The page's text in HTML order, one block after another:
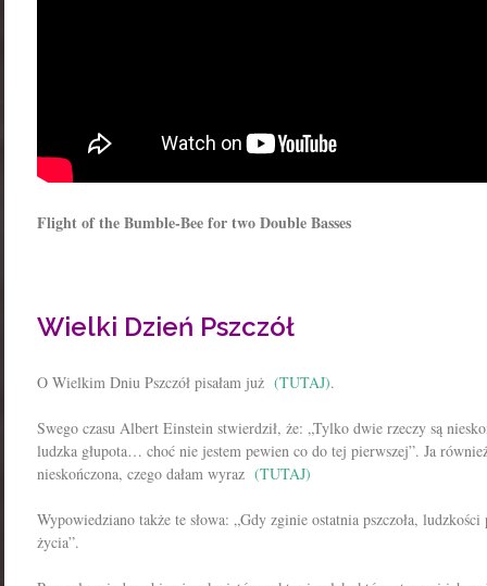
Flight of the Bumble-Bee for two Double Basses
Wielki Dzień Pszczół
O Wielkim Dniu Pszczół pisałam już (TUTAJ).
Swego czasu Albert Einstein stwierdził, że: „Tylko dwie rzeczy są
ludzka głupota… choć nie jestem pewien co do tej pierwszej”. Ja
nieskończona, czego dałam wyraz (TUTAJ)
Wypowiedziano także te słowa: „Gdy zginie ostatnia pszczoła,
życia”.